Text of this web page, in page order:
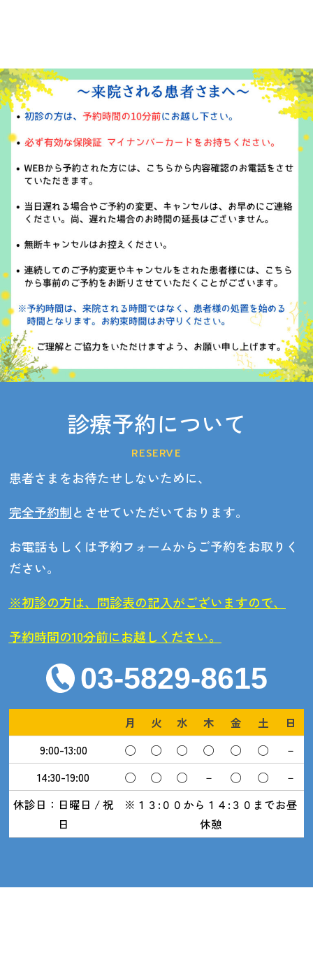
診療予約について
RESERVE
患者さまをお待たせしないために、
完全予約制とさせていただいております。
お電話もしくは予約フォームからご予約をお取りく
ださい。
※初診の方は、問診表の記入がございますので、
予約時間の10分前にお越しください。
03-5829-8615
月 火 水 木 金 土
日
9:00-13:00
◯ ◯ ◯ ◯ ◯ ◯
－
14:30-19:00
◯ ◯ ◯ － ◯ ◯
－
休診日：日曜日 / 祝
日
※１３:００から１４:３０までお昼
休憩